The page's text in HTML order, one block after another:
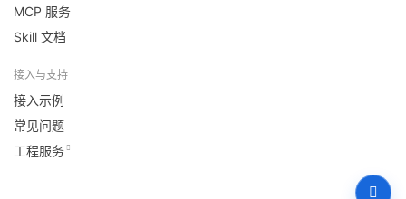
MCP 服务
Skill 文档
接入与支持
接入示例
常见问题
工程服务